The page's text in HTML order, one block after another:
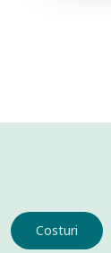
Costuri